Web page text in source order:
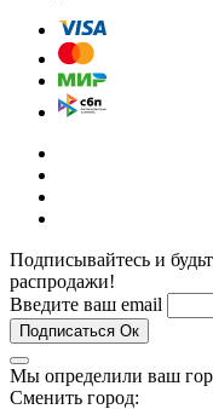
Подписывайтесь и
распродажи!
Введите ваш email
Подписаться Ок
Мы определили ваш
Сменить город: